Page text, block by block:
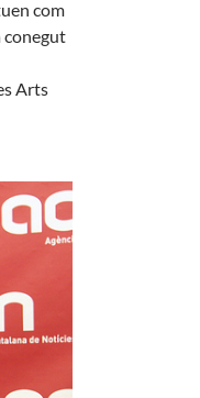
com
conegut
Arts